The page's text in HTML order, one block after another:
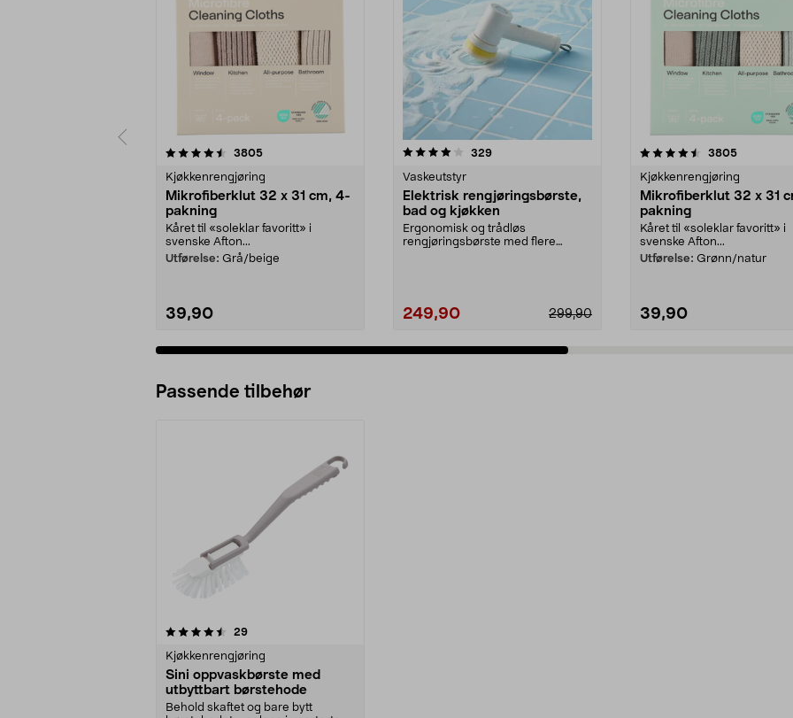
3805anmeldelser
Kjøkkenrengjøring
Mikrofiberklut 32 x 31 cm, 4-
pakning
Kåret til «soleklar favoritt» i
svenske Afton...
Utførelse: Grå/beige
39,90
4.0 av 5 stjerner 329anmeldelser
Vaskeutstyr
Elektrisk rengjøringsbørste,
bad og kjøkken
Ergonomisk og trådløs
rengjøringsbørste med flere
249,90 299,90
4.5 av 5 stjerner 3805anmeldelser
Kjøkkenrengjøring
Mikrofiberklut 32 x 31
pakning
Kåret til «soleklar favoritt» i
svenske Afton...
Utførelse: Grønn/natur
39,90
4.5 av 5 stjerner
Passende tilbehør
29anmeldelser
Kjøkkenrengjøring
Sini oppvaskbørste med
utbyttbart børstehode
Behold skaftet og bare bytt